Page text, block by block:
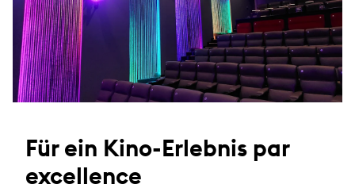
Für ein Kino-Erlebnis par
excellence